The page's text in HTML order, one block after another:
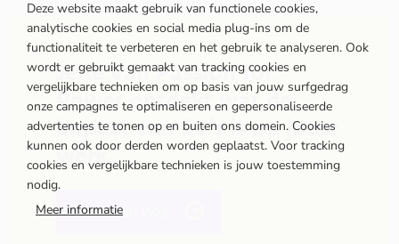
Verhalen van de werkvloer
Bij Wolves staat niemand alleen
‘Ik zie mensen weer lachen’
Jelle van Passion for
Power ontdekt wat de
impact van EV’s is op jouw
werk.
Bekijk zijn vlog.
Deze website maakt gebruik van functionele cookies,
analytische cookies en social media plug-ins om de
functionaliteit te verbeteren en het gebruik te analyseren. Ook
wordt er gebruikt gemaakt van tracking cookies en
vergelijkbare technieken om op basis van jouw surfgedrag
onze campagnes te optimaliseren en gepersonaliseerde
advertenties te tonen op en buiten ons domein. Cookies
kunnen ook door derden worden geplaatst. Voor tracking
cookies en vergelijkbare technieken is jouw toestemming
nodig.
Meer informatie